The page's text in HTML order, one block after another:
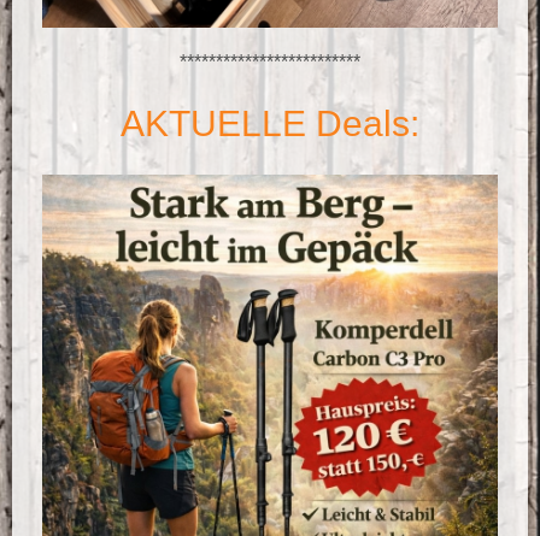
*************************
AKTUELLE Deals: